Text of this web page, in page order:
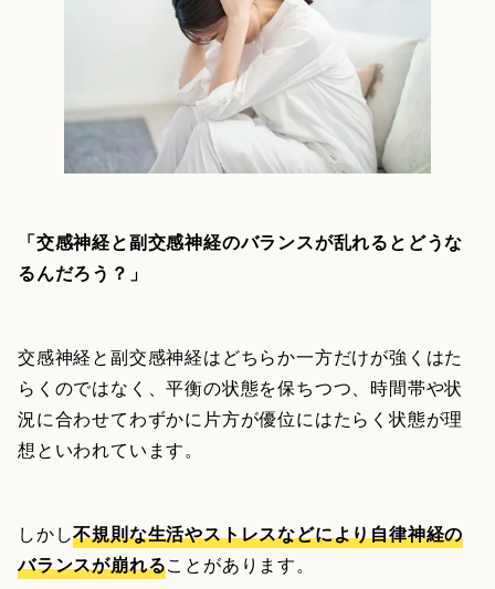
「交感神経と副交感神経のバランスが乱れるとどうな
るんだろう？」
交感神経と副交感神経はどちらか一方だけが強くはた
らくのではなく、平衡の状態を保ちつつ、時間帯や状
況に合わせてわずかに片方が優位にはたらく状態が理
想といわれています。
しかし不規則な生活やストレスなどにより自律神経の
バランスが崩れることがあります。